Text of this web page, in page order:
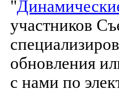
"
участников
обновления
с нами по